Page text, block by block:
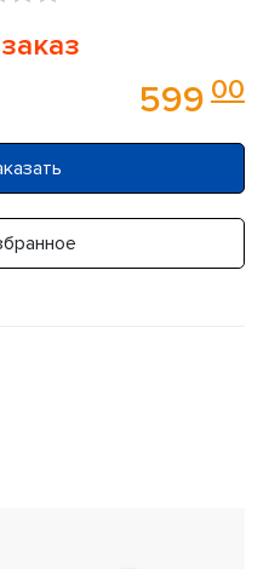
599 00